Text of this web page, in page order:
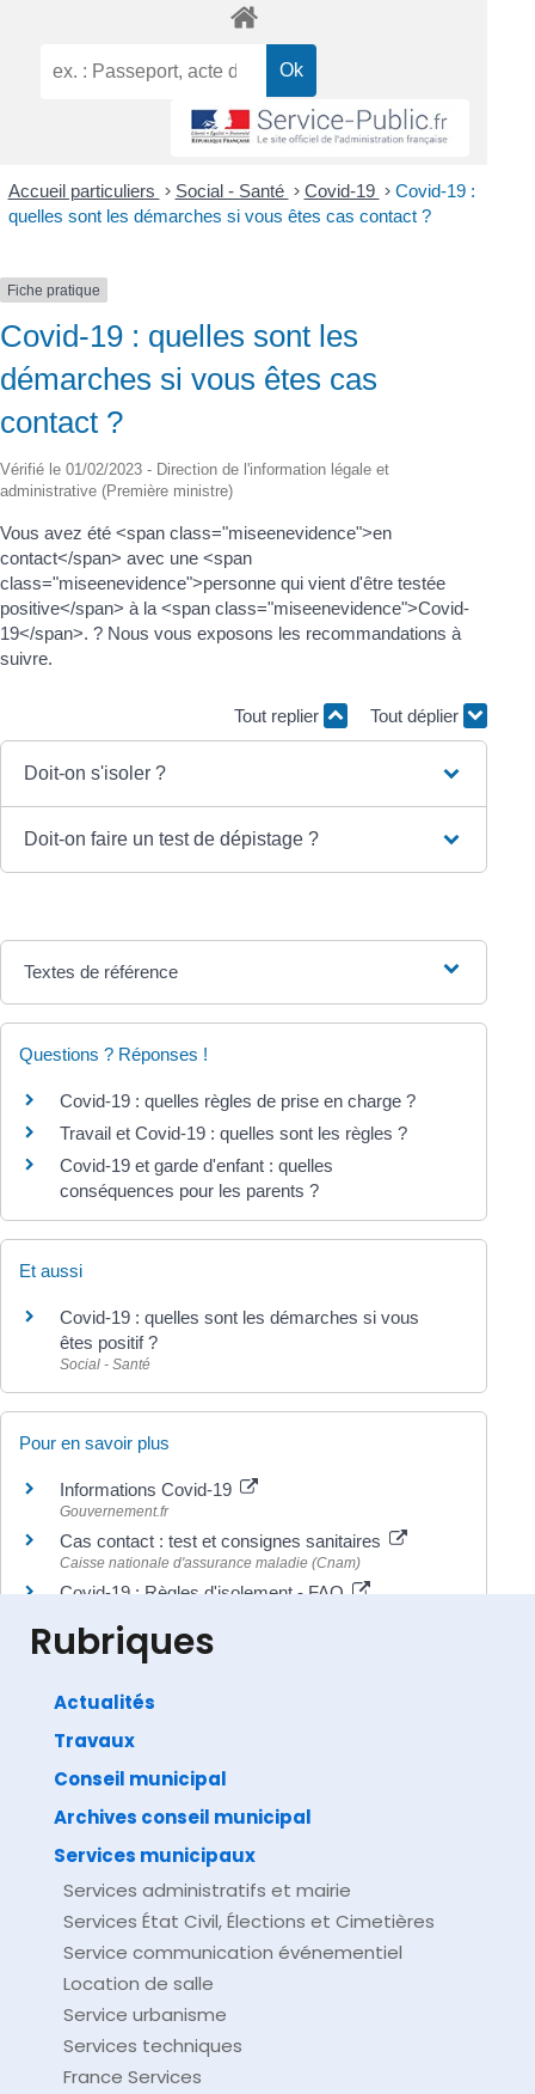
Accueil particuliers > Social - Santé > Covid-19 > Covid-19 :
quelles sont les démarches si vous êtes cas contact ?
Fiche pratique
Covid-19 : quelles sont les
démarches si vous êtes cas
contact ?
Vérifié le 01/02/2023 - Direction de l'information légale et
administrative (Première ministre)
Vous avez été <span class="miseenevidence">en
contact</span> avec une <span
class="miseenevidence">personne qui vient d'être testée
positive</span> à la <span class="miseenevidence">Covid-
19</span>. ? Nous vous exposons les recommandations à
suivre.
Tout replier Tout déplier
Doit-on s'isoler ?
Doit-on faire un test de dépistage ?
Textes de référence
Questions ? Réponses !
Covid-19 : quelles règles de prise en charge ?
Travail et Covid-19 : quelles sont les règles ?
Covid-19 et garde d'enfant : quelles
conséquences pour les parents ?
Et aussi
Covid-19 : quelles sont les démarches si vous
êtes positif ?
Social - Santé
Pour en savoir plus
Informations Covid-19
Gouvernement.fr
Cas contact : test et consignes sanitaires
Caisse nationale d'assurance maladie (Cnam)
Covid-19 : Règles d'isolement - FAQ
Direction de l'information légale et administrative
Rubriques
Actualités
Travaux
Conseil municipal
Archives conseil municipal
Services municipaux
Services administratifs et mairie
Services État Civil, Élections et Cimetières
Service communication événementiel
Location de salle
Service urbanisme
Services techniques
France Services